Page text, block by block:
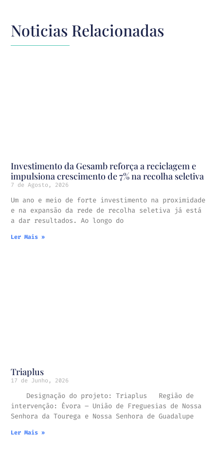
Noticias Relacionadas
Investimento da Gesamb reforça a reciclagem e
impulsiona crescimento de 7% na recolha seletiva
7 de Agosto, 2026
Um ano e meio de forte investimento na proximidade
e na expansão da rede de recolha seletiva já está
a dar resultados. Ao longo do
Ler Mais »
Triaplus
17 de Junho, 2026
Designação do projeto: Triaplus Região de
intervenção: Évora – União de Freguesias de Nossa
Senhora da Tourega e Nossa Senhora de Guadalupe
Ler Mais »